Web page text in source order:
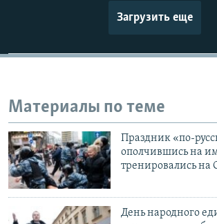
Загрузить еще
Материалы по теме
Праздник «по-
ополчившись на
тренировались
День народного